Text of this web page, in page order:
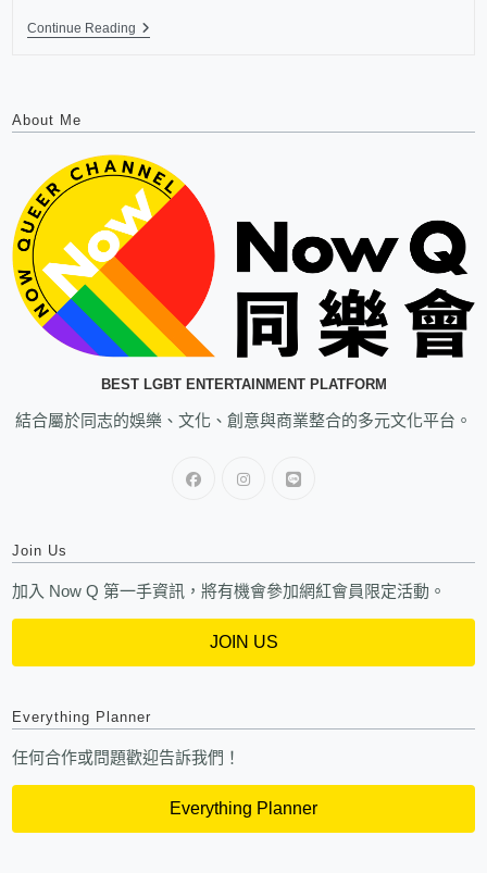
Continue Reading
About Me
BEST LGBT ENTERTAINMENT PLATFORM
結合屬於同志的娛樂、文化、創意與商業整合的多元文化平台。
Join Us
加入 Now Q 第一手資訊，將有機會參加網紅會員限定活動。
JOIN US
Everything Planner
任何合作或問題歡迎告訴我們！
Everything Planner